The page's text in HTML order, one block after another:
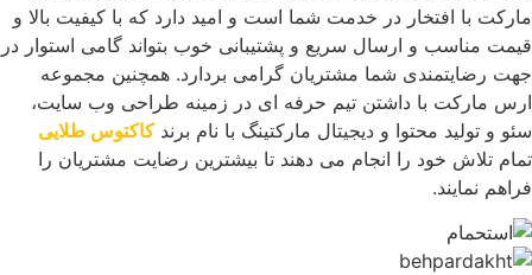
با افتخار در خدمت شما است و امید دارد که با کیفیت بالا و
مناسب و ارسال سریع و پشتیبانی خوب بتواند گامی استوار در
رضایتمندی شما مشتریان گرامی بردارد. همچنین مجموعه
مارکت با داشتن تیم حرفه ای در زمینه طراحی وب سایت،
و تولید محتوا و دیجیتال مارکتینگ با نام برند کاکتوس طلایی
تلاش خود را انجام می دهند تا بیشترین رضایت مشتریان را
نمایند.